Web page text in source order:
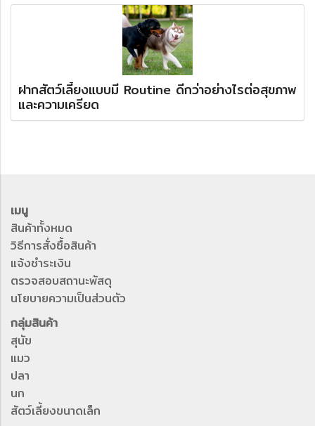
ฝากสัตว์เลี้ยงแบบมี Routine ดีกว่าอย่างไรต่อสุขภาพ
และความเครียด
เมนู
สินค้าทั้งหมด
วิธีการสั่งซื้อสินค้า
แจ้งชำระเงิน
ตรวจสอบสถานะพัสดุ
นโยบายความเป็นส่วนตัว
กลุ่มสินค้า
สุนัข
แมว
ปลา
นก
สัตว์เลี้ยงขนาดเล็ก